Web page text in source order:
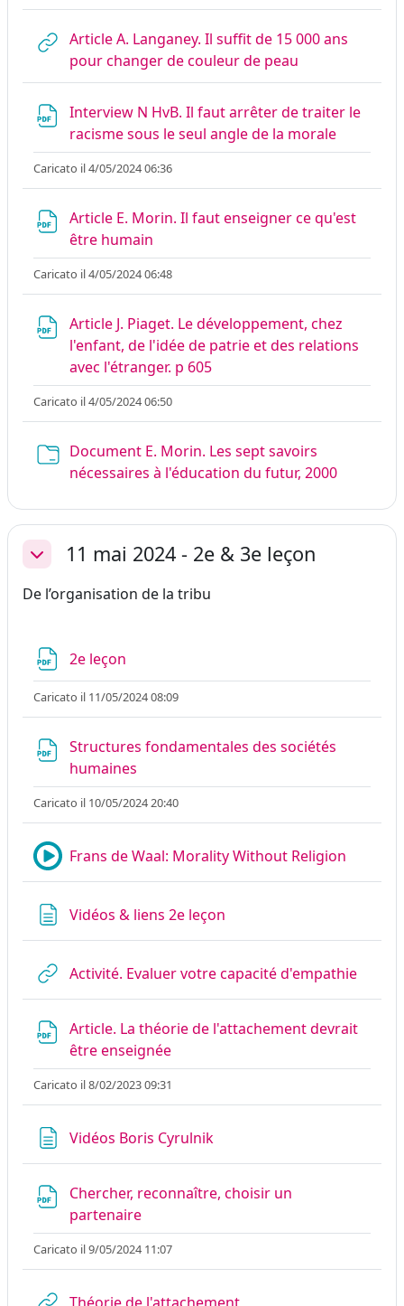
Article A. Langaney. Il suffit de 15 000 ans
pour changer de couleur de peau
Interview N HvB. Il faut arrêter de traiter le
racisme sous le seul angle de la morale
Caricato il 4/05/2024 06:36
Article E. Morin. Il faut enseigner ce qu'est
être humain
Caricato il 4/05/2024 06:48
Article J. Piaget. Le développement, chez
l'enfant, de l'idée de patrie et des relations
avec l'étranger. p 605
Caricato il 4/05/2024 06:50
Document E. Morin. Les sept savoirs
nécessaires à l'éducation du futur, 2000Cartella
Minimizza11 mai 2024 - 2e & 3e leçon
De l’organisation de la tribu
2e leçon
Caricato il 11/05/2024 08:09
Structures fondamentales des sociétés
humaines
Caricato il 10/05/2024 20:40
Frans de Waal: Morality Without Religion
Vidéos & liens 2e leçon
Activité. Evaluer votre capacité d'empathieURL
Article. La théorie de l'attachement devrait
être enseignée
Caricato il 8/02/2023 09:31
Vidéos Boris Cyrulnik
Chercher, reconnaître, choisir un
partenaire
Caricato il 9/05/2024 11:07
URL